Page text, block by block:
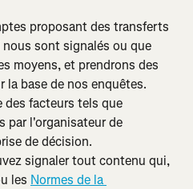
proposant des transferts
sont signalés ou que
moyens, et prendrons des
la base de nos enquêtes.
des facteurs tels que
par l'organisateur de
de décision.
signaler tout contenu qui,
les Normes de la